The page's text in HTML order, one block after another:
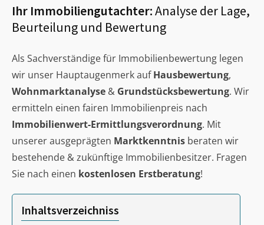
Ihr Immobiliengutachter:Analyse der Lage,
Beurteilung und Bewertung
Als Sachverständige für Immobilienbewertung legen
wir unser Hauptaugenmerk aufHausbewertung,
Wohnmarktanalyse & Grundstücksbewertung. Wir
ermitteln einen fairen Immobilienpreis nach
Immobilienwert-Ermittlungsverordnung. Mit
unserer ausgeprägten Marktkenntnis beraten wir
bestehende & zukünftige Immobilienbesitzer. Fragen
Sie nach einen kostenlosen Erstberatung!
Inhaltsverzeichniss